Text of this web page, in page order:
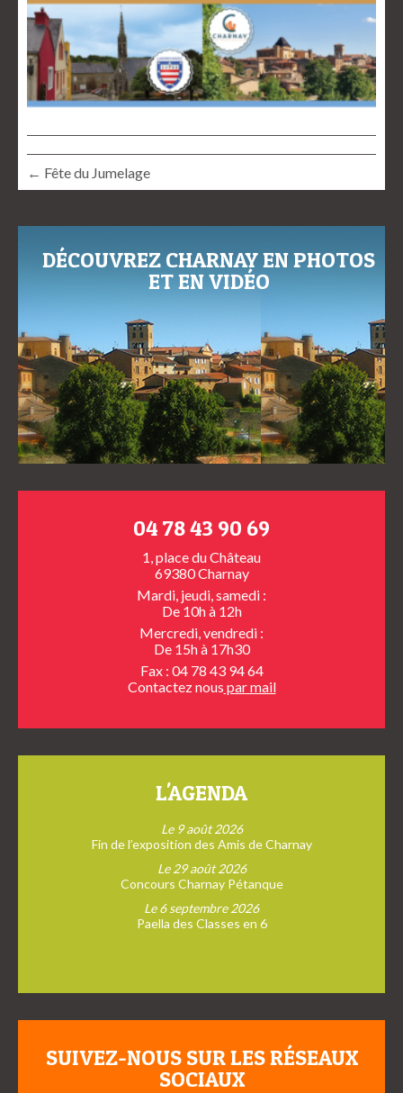
← Fête du Jumelage
DÉCOUVREZ CHARNAY EN PHOTOS
ET EN VIDÉO
04 78 43 90 69
1, place du Château
69380 Charnay
Mardi, jeudi, samedi :
De 10h à 12h
Mercredi, vendredi :
De 15h à 17h30
Fax : 04 78 43 94 64
Contactez nous par mail
L'AGENDA
Le 9 août 2026
Fin de l’exposition des Amis de Charnay
Le 29 août 2026
Concours Charnay Pétanque
Le 6 septembre 2026
Paella des Classes en 6
SUIVEZ-NOUS SUR LES RÉSEAUX
SOCIAUX